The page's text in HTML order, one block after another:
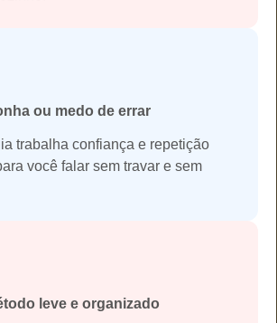
ou medo de errar
trabalha confiança e repetição
você falar sem travar e sem
leve e organizado